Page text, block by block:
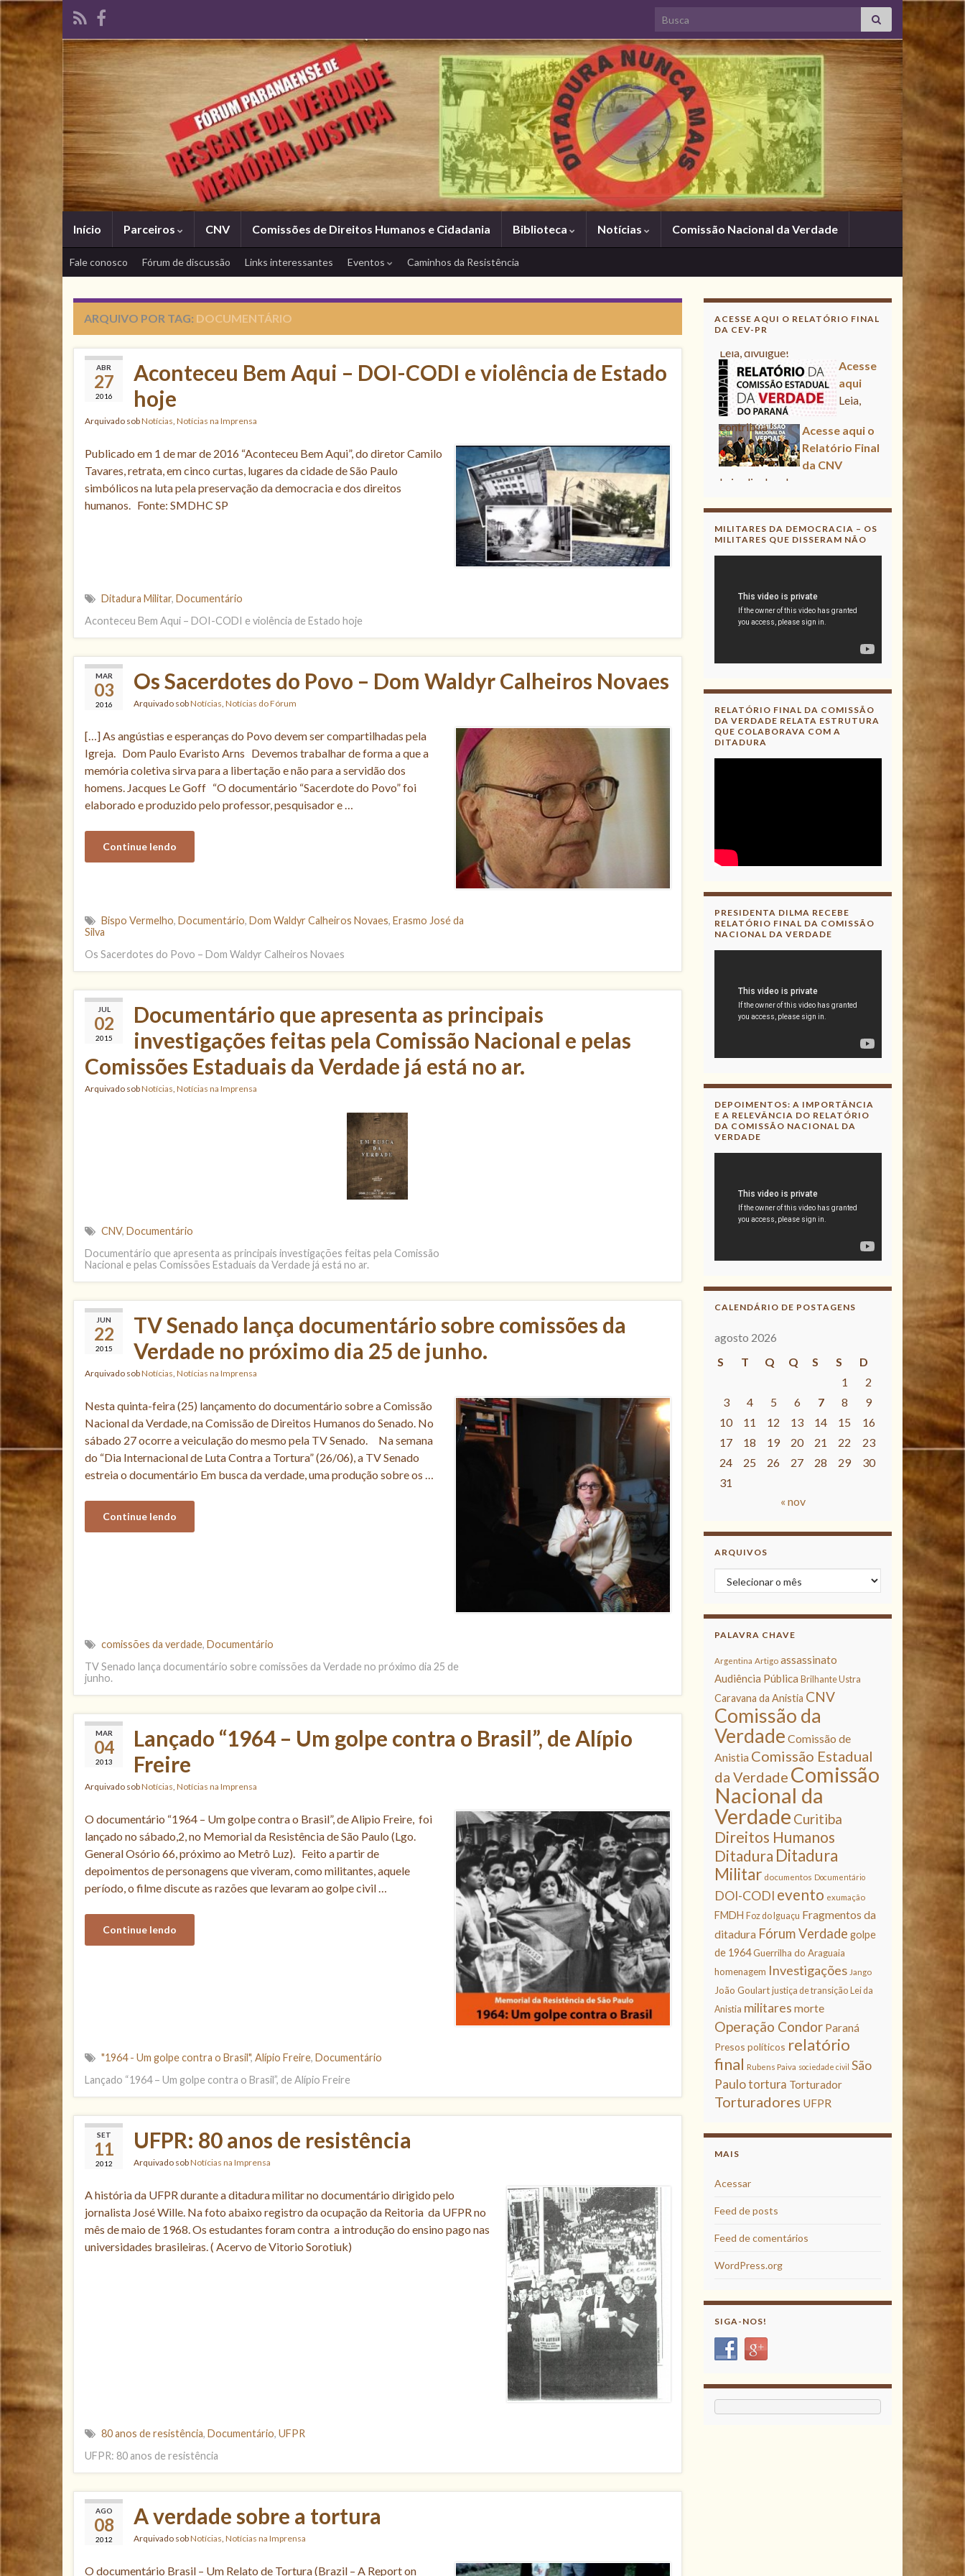
Search for:
Início Parceiros CNV Comissões de Direitos Humanos e Cidadania Biblioteca Notícias Comissão Nacional da Verdade
Fale conosco Fórum de discussão Links interessantes Eventos Caminhos da Resistência
ARQUIVO POR TAG: DOCUMENTÁRIO
ABR
27
2016
Aconteceu Bem Aqui – DOI-CODI e violência de Estado
hoje
Arquivado sobNotícias, Notícias na Imprensa
Publicado em 1 de mar de 2016 “Aconteceu Bem Aqui”, do diretor Camilo
Tavares, retrata, em cinco curtas, lugares da cidade de São Paulo
simbólicos na luta pela preservação da democracia e dos direitos
humanos. Fonte: SMDHC SP
Ditadura Militar, Documentário
Aconteceu Bem Aqui – DOI-CODI e violência de Estado hoje
MAR
03
2016
Os Sacerdotes do Povo – Dom Waldyr Calheiros Novaes
Arquivado sobNotícias Notícias do Fórum
[…] As angústias e esperanças do Povo devem ser compartilhadas pela
Igreja. Dom Paulo Evaristo Arns Devemos trabalhar de forma a que a
memória coletiva sirva para a libertação e não para a servidão dos
homens. Jacques Le Goff “O documentário “Sacerdote do Povo” foi
elaborado e produzido pelo professor, pesquisador e …
Continue lendo
Bispo Vermelho, Documentário, Dom Waldyr Calheiros Novaes, Erasmo José da
Silva
Os Sacerdotes do Povo – Dom Waldyr Calheiros Novaes
JUL
02
2015
Documentário que apresenta as principais
investigações feitas pela Comissão Nacional e pelas
Comissões Estaduais da Verdade já está no ar.
Arquivado sobNotícias, Notícias na Imprensa
CNV, Documentário
Documentário que apresenta as principais investigações feitas pela Comissão
Nacional e pelas Comissões Estaduais da Verdade já está no ar.
JUN
22
2015
TV Senado lança documentário sobre comissões da
Verdade no próximo dia 25 de junho.
Arquivado sobNotícias, Notícias na Imprensa
Nesta quinta-feira (25) lançamento do documentário sobre a Comissão
Nacional da Verdade, na Comissão de Direitos Humanos do Senado. No
sábado 27 ocorre a veiculação do mesmo pela TV Senado. Na semana
do “Dia Internacional de Luta Contra a Tortura” (26/06), a TV Senado
estreia o documentário Em busca da verdade, uma produção sobre os …
Continue lendo
comissões da verdade, Documentário
TV Senado lança documentário sobre comissões da Verdade no próximo dia 25 de
junho.
MAR
04
2013
Lançado “1964 – Um golpe contra o Brasil”, de Alípio
Freire
Arquivado sobNotícias, Notícias na Imprensa
O documentário “1964 – Um golpe contra o Brasil”, de Alipio Freire, foi
lançado no sábado,2, no Memorial da Resistência de São Paulo (Lgo.
General Osório 66, próximo ao Metrô Luz). Feito a partir de
depoimentos de personagens que viveram, como militantes, aquele
período, o filme discute as razões que levaram ao golpe civil …
Continue lendo
"1964 - Um golpe contra o Brasil", Alípio Freire, Documentário
Lançado “1964 – Um golpe contra o Brasil”, de Alípio Freire
SET
11
2012
UFPR: 80 anos de resistência
Arquivado sobNotícias na Imprensa
A história da UFPR durante a ditadura militar no documentário dirigido pelo
jornalista José Wille. Na foto abaixo registro da ocupação da Reitoria da UFPR no
mês de maio de 1968. Os estudantes foram contra a introdução do ensino pago nas
universidades brasileiras. ( Acervo de Vitorio Sorotiuk)
80 anos de resistência, Documentário, UFPR
UFPR: 80 anos de resistência
AGO
08
2012
A verdade sobre a tortura
Arquivado sobNotícias Notícias na Imprensa
O documentário Brasil – Um Relato de Tortura (Brazil – A Report on
ACESSE AQUI O RELATÓRIO FINAL
DA CEV-PR
Acesse aqui
Leia, contribua !
Acesse aqui o Relatório Final
da CNV
Leia, divulgue!
Leia, contribua !
MILITARES DA DEMOCRACIA – OS
MILITARES QUE DISSERAM NÃO
RELATÓRIO FINAL DA COMISSÃO
DA VERDADE RELATA ESTRUTURA
QUE COLABORAVA COM A
DITADURA
PRESIDENTA DILMA RECEBE
RELATÓRIO FINAL DA COMISSÃO
NACIONAL DA VERDADE
DEPOIMENTOS: A IMPORTÂNCIA
E A RELEVÂNCIA DO RELATÓRIO
DA COMISSÃO NACIONAL DA
VERDADE
CALENDÁRIO DE POSTAGENS
agosto 2026
S
T Q Q S S
D
1
2
3
4 5 6 7 8
9
10
11 12 13 14 15
16
17
18 19 20 21 22
23
24
25 26 27 28 29
30
31
« nov
ARQUIVOS
Arquivos
PALAVRA CHAVE
Argentina Artigo assassinato
Audiência Pública Brilhante Ustra
Caravana da Anistia CNV
Comissão da
Verdade Comissão de
Anistia Comissão Estadual
da Verdade Comissão
Nacional da
Verdade Curitiba
Direitos Humanos
Ditadura Ditadura
Militar documentos Documentário
DOI-CODI evento exumação
FMDH Foz do Iguaçu Fragmentos da
ditadura Fórum Verdade golpe
de 1964 Guerrilha do Araguaia
homenagem Investigações Jango
João Goulart justiça de transição Lei da
Anistia militares morte
Operação Condor Paraná
Presos políticos relatório
final Rubens Paiva sociedade civil São
Paulotortura Torturador
Torturadores UFPR
MAIS
Acessar
Feed de posts
Feed de comentários
WordPress.org
SIGA-NOS!